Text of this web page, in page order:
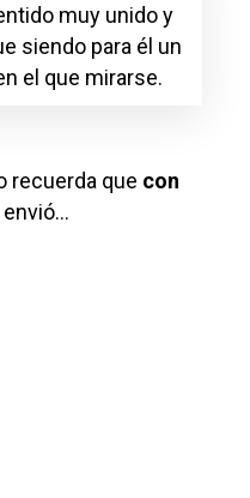
muy unido y
siendo para él un
el que mirarse.
recuerda que con
envió…